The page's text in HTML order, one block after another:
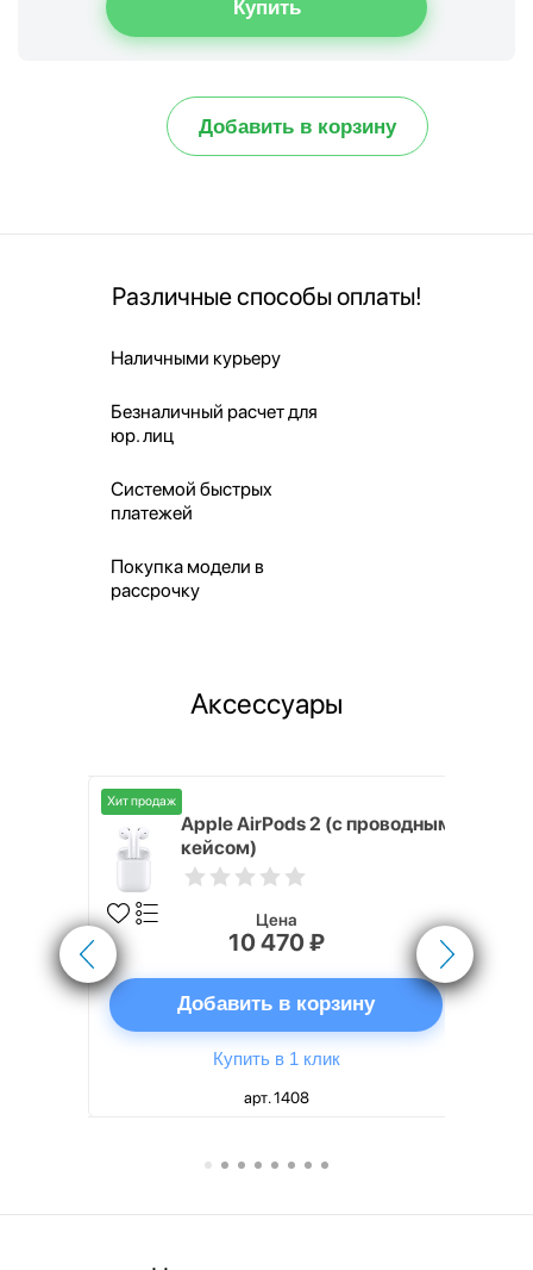
Добавить в корзину
Различные способы оплаты!
Наличными курьеру
Безналичный расчет для
юр. лиц
Системой быстрых
платежей
Покупка модели в
рассрочку
Аксессуары
Хит продаж
Apple AirPods 2 (с проводным
кейсом)
Цена
10 470 ₽
Добавить в корзину
Купить в 1 клик
арт. 1408